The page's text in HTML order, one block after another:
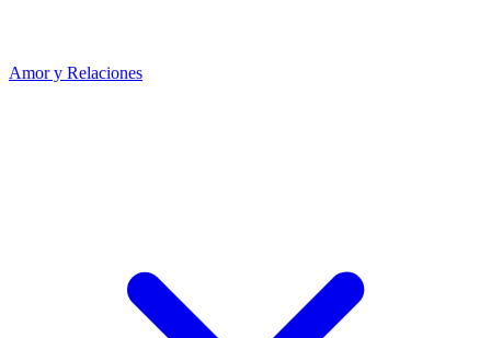
Amor y Relaciones